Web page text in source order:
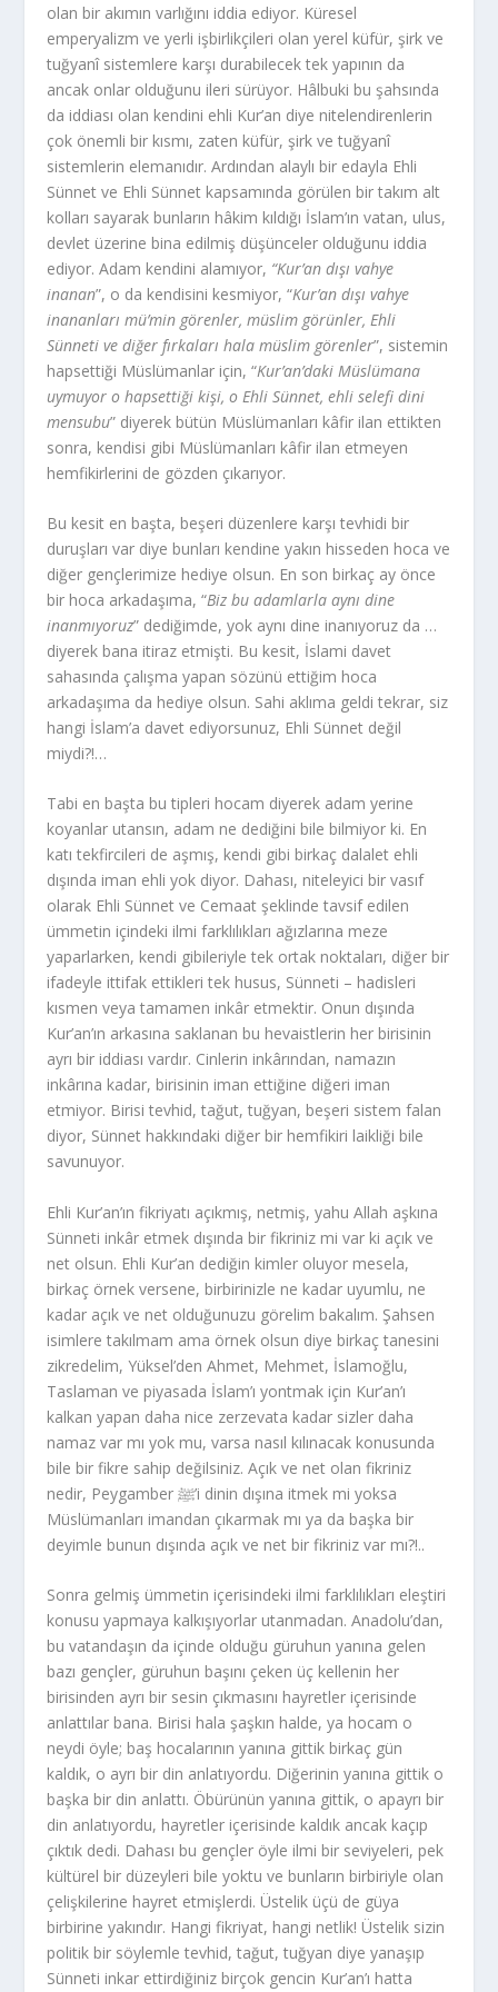
olan bir akımın varlığını iddia ediyor. Küresel
emperyalizm ve yerli işbirlikçileri olan yerel küfür, şirk ve
tuğyanî sistemlere karşı durabilecek tek yapının da
ancak onlar olduğunu ileri sürüyor. Hâlbuki bu şahsında
da iddiası olan kendini ehli Kur’an diye nitelendirenlerin
çok önemli bir kısmı, zaten küfür, şirk ve tuğyanî
sistemlerin elemanıdır. Ardından alaylı bir edayla Ehli
Sünnet ve Ehli Sünnet kapsamında görülen bir takım alt
kolları sayarak bunların hâkim kıldığı İslam’ın vatan, ulus,
devlet üzerine bina edilmiş düşünceler olduğunu iddia
ediyor. Adam kendini alamıyor, “Kur’an dışı vahye
inanan”, o da kendisini kesmiyor, “Kur’an dışı vahye
inananları mü’min görenler, müslim görünler, Ehli
Sünneti ve diğer fırkaları hala müslim görenler”, sistemin
hapsettiği Müslümanlar için, “Kur’an’daki Müslümana
uymuyor o hapsettiği kişi, o Ehli Sünnet, ehli selefi dini
mensubu” diyerek bütün Müslümanları kâfir ilan ettikten
sonra, kendisi gibi Müslümanları kâfir ilan etmeyen
hemfikirlerini de gözden çıkarıyor.
Bu kesit en başta, beşeri düzenlere karşı tevhidi bir
duruşları var diye bunları kendine yakın hisseden hoca ve
diğer gençlerimize hediye olsun. En son birkaç ay önce
bir hoca arkadaşıma, “Biz bu adamlarla aynı dine
inanmıyoruz” dediğimde, yok aynı dine inanıyoruz da …
diyerek bana itiraz etmişti. Bu kesit, İslami davet
sahasında çalışma yapan sözünü ettiğim hoca
arkadaşıma da hediye olsun. Sahi aklıma geldi tekrar, siz
hangi İslam’a davet ediyorsunuz, Ehli Sünnet değil
miydi?!…
Tabi en başta bu tipleri hocam diyerek adam yerine
koyanlar utansın, adam ne dediğini bile bilmiyor ki. En
katı tekfircileri de aşmış, kendi gibi birkaç dalalet ehli
dışında iman ehli yok diyor. Dahası, niteleyici bir vasıf
olarak Ehli Sünnet ve Cemaat şeklinde tavsif edilen
ümmetin içindeki ilmi farklılıkları ağızlarına meze
yaparlarken, kendi gibileriyle tek ortak noktaları, diğer bir
ifadeyle ittifak ettikleri tek husus, Sünneti – hadisleri
kısmen veya tamamen inkâr etmektir. Onun dışında
Kur’an’ın arkasına saklanan bu hevaistlerin her birisinin
ayrı bir iddiası vardır. Cinlerin inkârından, namazın
inkârına kadar, birisinin iman ettiğine diğeri iman
etmiyor. Birisi tevhid, tağut, tuğyan, beşeri sistem falan
diyor, Sünnet hakkındaki diğer bir hemfikiri laikliği bile
savunuyor.
Ehli Kur’an’ın fikriyatı açıkmış, netmiş, yahu Allah aşkına
Sünneti inkâr etmek dışında bir fikriniz mi var ki açık ve
net olsun. Ehli Kur’an dediğin kimler oluyor mesela,
birkaç örnek versene, birbirinizle ne kadar uyumlu, ne
kadar açık ve net olduğunuzu görelim bakalım. Şahsen
isimlere takılmam ama örnek olsun diye birkaç tanesini
zikredelim, Yüksel’den Ahmet, Mehmet, İslamoğlu,
Taslaman ve piyasada İslam’ı yontmak için Kur’an’ı
kalkan yapan daha nice zerzevata kadar sizler daha
namaz var mı yok mu, varsa nasıl kılınacak konusunda
bile bir fikre sahip değilsiniz. Açık ve net olan fikriniz
nedir, Peygamber ﷺ’i dinin dışına itmek mi yoksa
Müslümanları imandan çıkarmak mı ya da başka bir
deyimle bunun dışında açık ve net bir fikriniz var mı?!..
Sonra gelmiş ümmetin içerisindeki ilmi farklılıkları eleştiri
konusu yapmaya kalkışıyorlar utanmadan. Anadolu’dan,
bu vatandaşın da içinde olduğu güruhun yanına gelen
bazı gençler, güruhun başını çeken üç kellenin her
birisinden ayrı bir sesin çıkmasını hayretler içerisinde
anlattılar bana. Birisi hala şaşkın halde, ya hocam o
neydi öyle; baş hocalarının yanına gittik birkaç gün
kaldık, o ayrı bir din anlatıyordu. Diğerinin yanına gittik o
başka bir din anlattı. Öbürünün yanına gittik, o apayrı bir
din anlatıyordu, hayretler içerisinde kaldık ancak kaçıp
çıktık dedi. Dahası bu gençler öyle ilmi bir seviyeleri, pek
kültürel bir düzeyleri bile yoktu ve bunların birbiriyle olan
çelişkilerine hayret etmişlerdi. Üstelik üçü de güya
birbirine yakındır. Hangi fikriyat, hangi netlik! Üstelik sizin
politik bir söylemle tevhid, tağut, tuğyan diye yanaşıp
Sünneti inkar ettirdiğiniz birçok gencin Kur’an’ı hatta